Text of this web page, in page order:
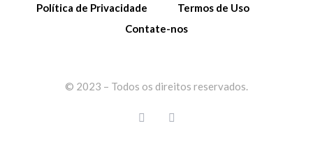
Política de Privacidade
Termos de Uso
Contate-nos
© 2023 – Todos os direitos reservados.